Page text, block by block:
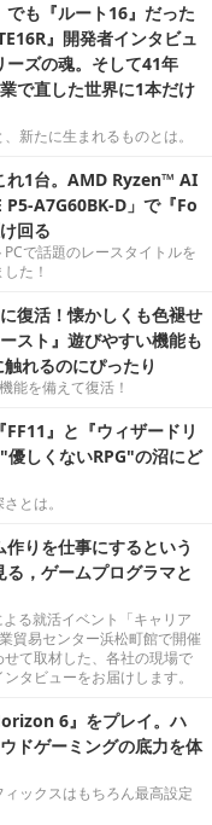
も『ルート16』だった
』開発者インタビュ
ーズの魂。そして41年
で直した世界に1本だけ
新たに生まれるものとは。
れ1台。AMD Ryzen™ AI
P5-A7G60BK-D」で『Fo
回る
で話題のレースタイトルを
た！
復活！懐かしくも色褪せ
スト』遊びやすい機能も
れるのにぴったり
能を備えて復活！
FF11』と『ウィザードリ
優しくないRPG"の沼にど
とは。
作りを仕事にするという
，ゲームプログラマと
る就活イベント「キャリア
貿易センター浜松町館で開催
て取材した、各社の現場で
タビューをお届けします。
6』をプレイ。ハ
ドゲーミングの底力を体
ックスはもちろん最高設定